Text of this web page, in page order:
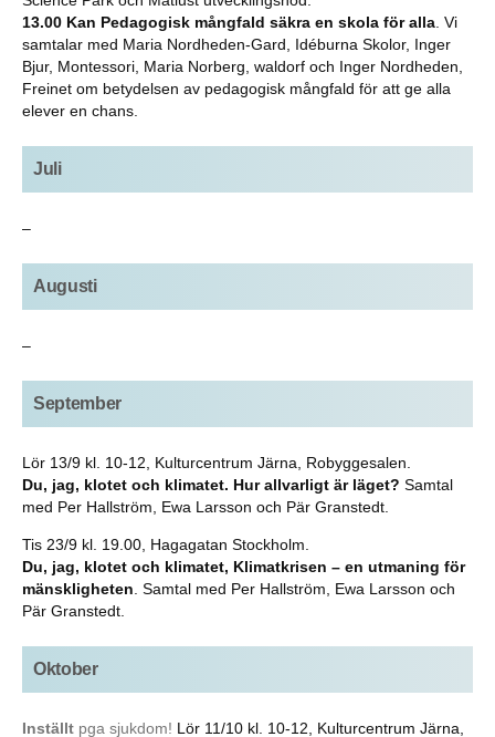
13.00 Kan Pedagogisk mångfald säkra en skola för alla . Vi
samtalar med Maria Nordheden-Gard, Idéburna Skolor, Inger
Bjur, Montessori, Maria Norberg, waldorf och Inger Nordheden,
Freinet om betydelsen av pedagogisk mångfald för att ge alla
elever en chans.
Juli
–
Augusti
–
September
Lör 13/9 kl. 10-12, Kulturcentrum Järna, Robyggesalen.
Du, jag, klotet och klimatet. Hur allvarligt är läget? Samtal
med Per Hallström, Ewa Larsson och Pär Granstedt.
Tis 23/9 kl. 19.00, Hagagatan Stockholm.
Du, jag, klotet och klimatet, Klimatkrisen – en utmaning för
mänskligheten . Samtal med Per Hallström, Ewa Larsson och
Pär Granstedt.
Oktober
Inställt pga sjukdom! Lör 11/10 kl. 10-12, Kulturcentrum Järna,